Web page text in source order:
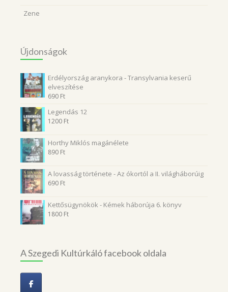
Zene
Újdonságok
Erdélyország aranykora - Transylvania keserű
elveszítése
690 Ft
Legendás 12
1200 Ft
Horthy Miklós magánélete
890 Ft
A lovasság története - Az ókortól a II. világháborúig
690 Ft
Kettősügynökök - Kémek háborúja 6. könyv
1800 Ft
A Szegedi Kultúrkáló facebook oldala